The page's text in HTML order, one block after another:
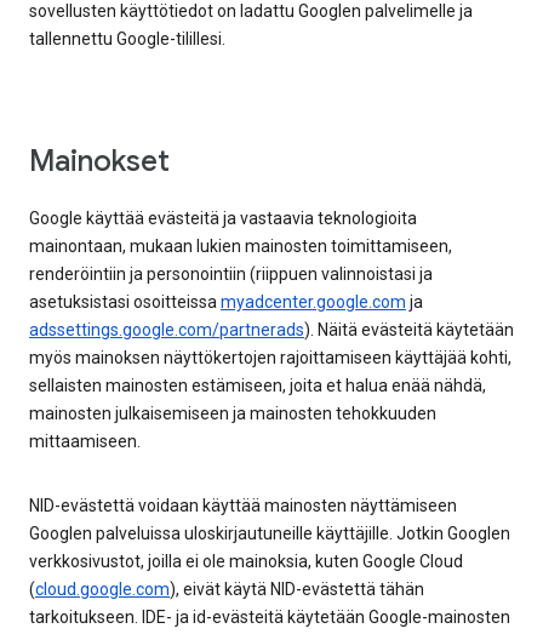
sovellusten käyttötiedot on ladattu Googlen palvelimelle ja
tallennettu Google-tilillesi.
Mainokset
Google käyttää evästeitä ja vastaavia teknologioita
mainontaan, mukaan lukien mainosten toimittamiseen,
renderöintiin ja personointiin (riippuen valinnoistasi ja
asetuksistasi osoitteissamyadcenter.google.com ja
adssettings.google.com/partnerads). Näitä evästeitä käytetään
myös mainoksen näyttökertojen rajoittamiseen käyttäjää kohti,
sellaisten mainosten estämiseen, joita et halua enää nähdä,
mainosten julkaisemiseen ja mainosten tehokkuuden
mittaamiseen.
NID-evästettä voidaan käyttää mainosten näyttämiseen
Googlen palveluissa uloskirjautuneille käyttäjille. Jotkin Googlen
verkkosivustot, joilla ei ole mainoksia, kuten Google Cloud
(cloud.google.com), eivät käytä NID-evästettä tähän
tarkoitukseen. IDE- ja id-evästeitä käytetään Google-mainosten